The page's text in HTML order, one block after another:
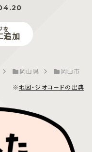
を
追加
岡山県
岡山市
※地図・ジオコードの出典